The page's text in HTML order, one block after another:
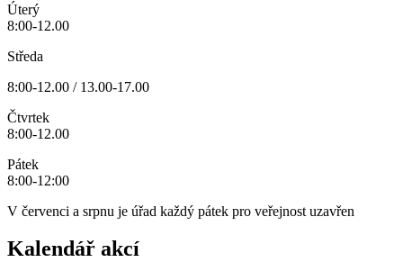
Úterý
8:00-12.00
Středa
8:00-12.00 / 13.00-17.00
Čtvrtek
8:00-12.00
Pátek
8:00-12:00
V červenci a srpnu je úřad každý pátek pro veřejnost uzavřen
Kalendář akcí